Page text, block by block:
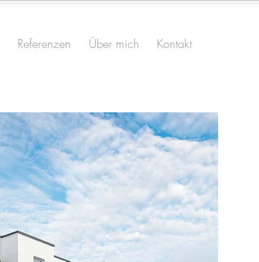
Referenzen Über mich Kontakt